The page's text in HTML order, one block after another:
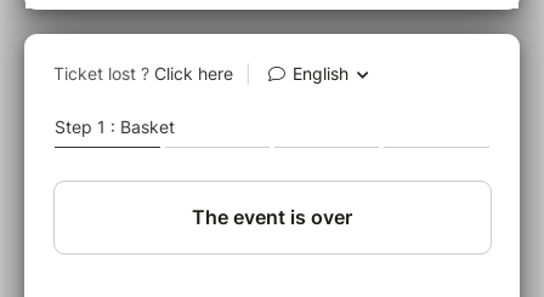
composants, Katerina Fotinaki sort du
périmètre de la chanson poétique grecque,
pour réunir avec une grande liberté, avec
puissance et élégance, des ingrédients
époques. Qu’il s’agisse de compositions
inattendues, le fil conducteur demeure la force
du verbe poétique, qu’il soit français, anglais